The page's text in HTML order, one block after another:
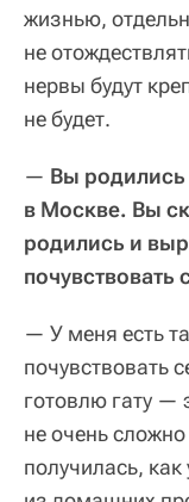
жизнью,
не
нервы будут
не будет.
— Вы родились
в Москве. Вы
родились и
почувствовать
— У меня есть
почувствовать
готовлю гату —
не очень
получилась,